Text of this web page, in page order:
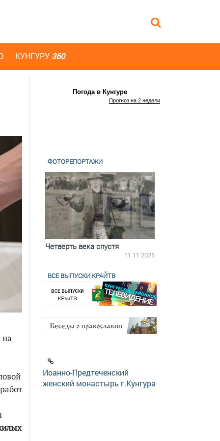
КУНГУРУ 360
на
Погода в Кунгуре
Прогноз на 2 недели
ФОТОРЕПОРТАЖИ
18.12.2025
Четверть века спустя
11.11.2025
ВСЕ ВЫПУСКИ КРАЙТВ
Иоанно-Предтеченский
женский монастырь г.Кунгура